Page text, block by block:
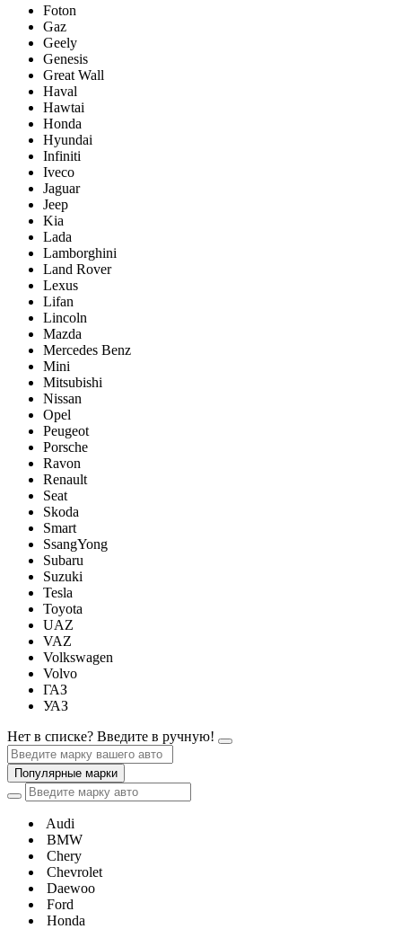
Foton
Gaz
Geely
Genesis
Great Wall
Haval
Hawtai
Honda
Hyundai
Infiniti
Iveco
Jaguar
Jeep
Kia
Lada
Lamborghini
Land Rover
Lexus
Lifan
Lincoln
Mazda
Mercedes Benz
Mini
Mitsubishi
Nissan
Opel
Peugeot
Porsche
Ravon
Renault
Seat
Skoda
Smart
SsangYong
Subaru
Suzuki
Tesla
Toyota
UAZ
VAZ
Volkswagen
Volvo
ГАЗ
УАЗ
Нет в списке? Введите в ручную!
Популярные марки
Audi
BMW
Chery
Chevrolet
Daewoo
Ford
Honda